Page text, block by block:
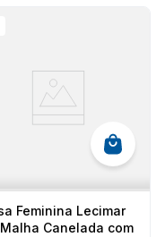
Feminina Lecimar
Canelada com